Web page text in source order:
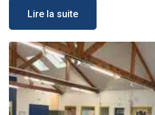
Lire la suite